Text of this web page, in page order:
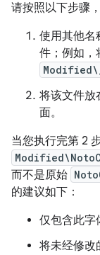
请按照以下步骤
使用其他名
件；例如，
将该文件放
面。
当您执行完第 2
而不是原始
的建议如下：
仅包含此字
将未经修改